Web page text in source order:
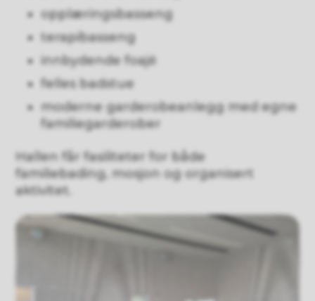
opplæringsbasseng
terapibasseng
innbydende foajé
felles badstue
moderne garderobeanlegg med egne
familiegarderober
Hallen får fasiliteter for både
familiebading, mosjon og organisert
aktivitet.